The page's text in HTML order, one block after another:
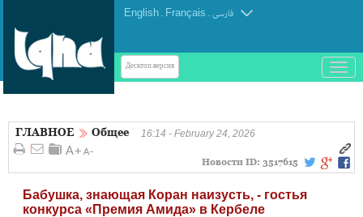
English . Français . فارسی
Десктоп-версия
باز
و
کردن
ГЛАВНОЕ Общее 16:14 - February 24, 2026
Новости ID: 3517615
Бабушка, знающая Коран наизусть, - гостья
конкурса «Премия Амида» в Кербеле